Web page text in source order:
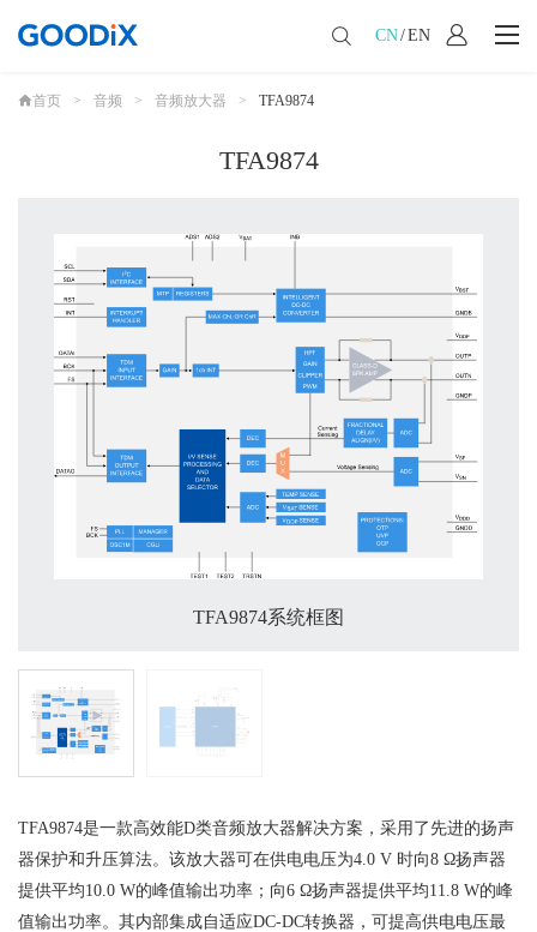
CN/EN
首页 > 音频 > 音频放大器 > TFA9874
TFA9874
TFA9874系统框图
TFA9874是一款高效能D类音频放大器解决方案，采用了先进的扬声
器保护和升压算法。该放大器可在供电电压为4.0 V 时向8 Ω扬声器
提供平均10.0 W的峰值输出功率；向6 Ω扬声器提供平均11.8 W的峰
值输出功率。其内部集成自适应DC-DC转换器，可提高供电电压最